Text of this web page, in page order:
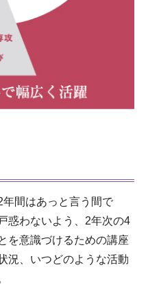
間はあっと言う間で
惑わないよう、2年次の4
を意識づけるための講座
況、いつどのような活動